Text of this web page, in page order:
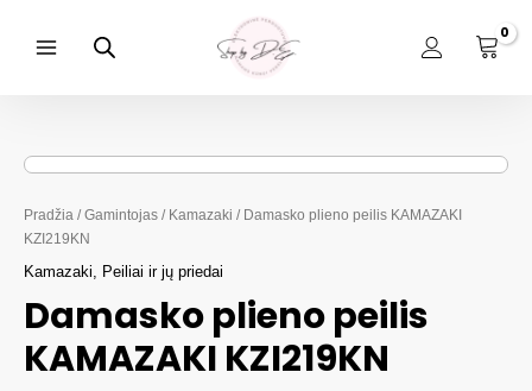
turinio
Pradžia /Gamintojas / Kamazaki / Damasko plieno peilis KAMAZAKI
KZI219KN
Kamazaki, Peiliai ir jų priedai
Damasko plieno peilis
KAMAZAKI KZI219KN